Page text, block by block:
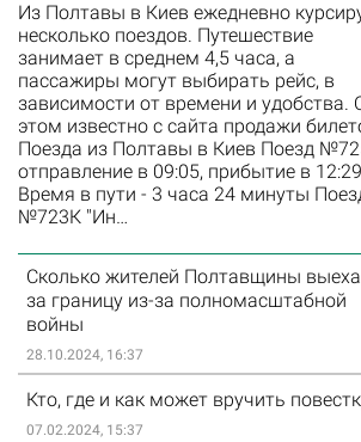
Из Полтавы в Киев ежедневно
несколько поездов. Путешествие
занимает в среднем 4,5 часа, а
пассажиры могут выбирать рейс, в
зависимости от времени и удобства.
этом известно с сайта продажи
Поезда из Полтавы в Киев Поезд
отправление в 09:05, прибытие в
Время в пути - 3 часа 24 минуты
№723К "Ин…
Сколько жителей Полтавщины
за границу из-за полномасштабной
войны
28.10.2024, 16:37
Кто, где и как может вручить
07.02.2024, 15:37